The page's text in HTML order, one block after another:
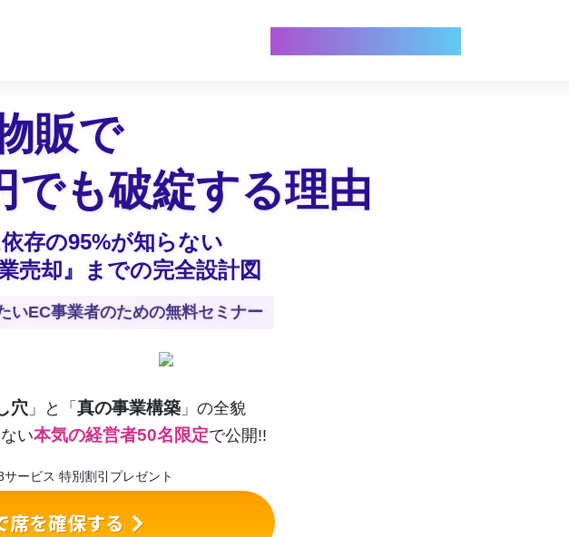
販で
でも破綻する理由
存の95%が知らない
売却』までの完全設計図
いEC事業者のための無料セミナー
穴 」と 「 真の事業構築 」の全貌
い本気の経営者50名限定で公開!!
ービス 特別割引プレゼント
席を確保する